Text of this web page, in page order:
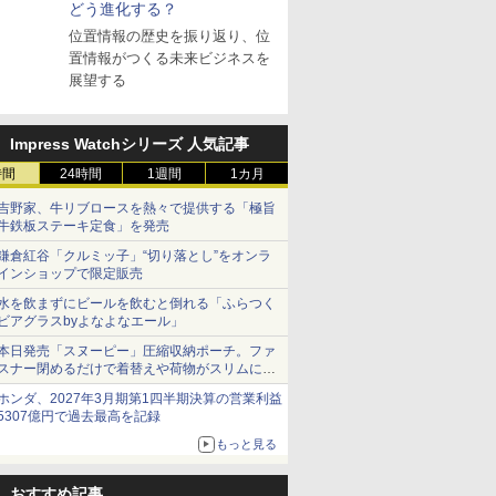
どう進化する？
位置情報の歴史を振り返り、位
置情報がつくる未来ビジネスを
展望する
Impress Watchシリーズ 人気記事
24時間 1週間 1カ月
野家、牛リブロースを熱々で提供する「極旨
鉄板ステーキ定食」を発売
倉紅谷「クルミッ子」“切り落とし”をオンラ
ンショップで限定販売
を飲まずにビールを飲むと倒れる「ふらつく
アグラスbyよなよなエール」
日発売「スヌーピー」圧縮収納ポーチ。ファ
ナー閉めるだけで着替えや荷物がスリムにま
まる
ンダ、2027年3月期第1四半期決算の営業利益
億円で過去最高を記録
もっと見る